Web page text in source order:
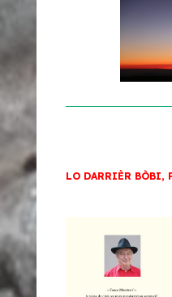
LO DARRIÈR BÒBI,